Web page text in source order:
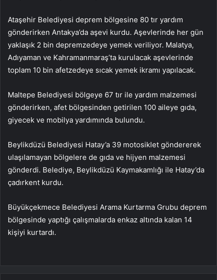
Ataşehir Belediyesi deprem bölgesine 80 tır yardım
gönderirken Antakya’da aşevi kurdu. Aşevlerinde her gün
yaklaşık 2 bin depremzedeye yemek veriliyor. Malatya,
Adıyaman ve Kahramanmaraş’ta kurulacak aşevlerinde
toplam 10 bin afetzedeye sıcak yemek ikramı yapılacak.
Maltepe Belediyesi bölgeye 67 tır ile yardım malzemesi
gönderirken, afet bölgesinden getirilen 100 aileye gıda,
giyecek ve mobilya yardımında bulundu.
Beylikdüzü Belediyesi Hatay’a 39 motosiklet göndererek
ulaşılamayan bölgelere de gıda ve hijyen malzemesi
gönderdi. Belediye, Beylikdüzü Kaymakamlığı ile Hatay’da
çadırkent kurdu.
Büyükçekmece Belediyesi Arama Kurtarma Grubu deprem
bölgesinde yaptığı çalışmalarda enkaz altında kalan 14
kişiyi kurtardı.